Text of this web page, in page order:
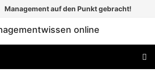
Management auf den Punkt gebracht!
online